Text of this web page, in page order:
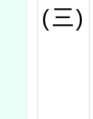
(三)